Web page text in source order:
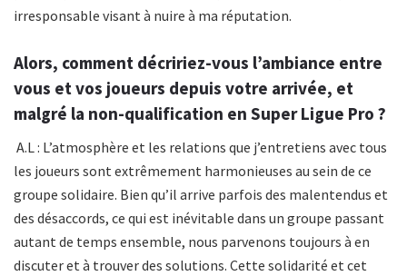
irresponsable visant à nuire à ma réputation.
Alors, comment décririez-vous l’ambiance entre
vous et vos joueurs depuis votre arrivée, et
malgré la non-qualification en Super Ligue Pro ?
A.L : L’atmosphère et les relations que j’entretiens avec tous
les joueurs sont extrêmement harmonieuses au sein de ce
groupe solidaire. Bien qu’il arrive parfois des malentendus et
des désaccords, ce qui est inévitable dans un groupe passant
autant de temps ensemble, nous parvenons toujours à en
discuter et à trouver des solutions. Cette solidarité et cet